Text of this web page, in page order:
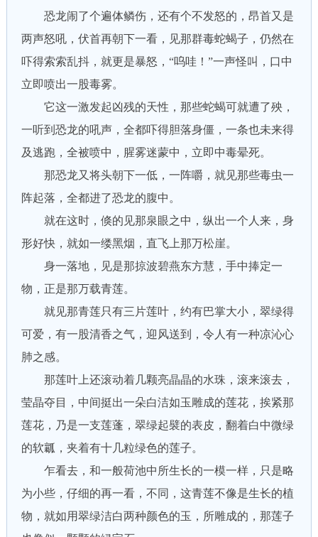
恐龙闹了个遍体鳞伤，还有个不发怒的，昂首又是
两声怒吼，伏首再朝下一看，见那群毒蛇蝎子，仍然在
吓得索索乱抖，就更是暴怒，“呜哇！”一声怪叫，口中
立即喷出一股毒雾。
它这一激发起凶残的天性，那些蛇蝎可就遭了殃，
一听到恐龙的吼声，全都吓得胆落身僵，一条也未来得
及逃跑，全被喷中，腥雾迷蒙中，立即中毒晕死。
那恐龙又将头朝下一低，一阵嚼，就见那些毒虫一
阵起落，全都进了恐龙的腹中。
就在这时，倏的见那泉眼之中，纵出一个人来，身
形好快，就如一缕黑烟，直飞上那万松崖。
身一落地，见是那掠波碧燕东方慧，手中捧定一
物，正是那万载青莲。
就见那青莲只有三片莲叶，约有巴掌大小，翠绿得
可爱，有一股清香之气，迎风送到，令人有一种凉沁心
肺之感。
那莲叶上还滚动着几颗亮晶晶的水珠，滚来滚去，
莹晶夺目，中间挺出一朵白洁如玉雕成的莲花，挨紧那
莲花，乃是一支莲蓬，翠绿起襞的表皮，翻着白中微绿
的软瓤，夹着有十几粒绿色的莲子。
乍看去，和一般荷池中所生长的一模一样，只是略
为小些，仔细的再一看，不同，这青莲不像是生长的植
物，就如用翠绿洁白两种颜色的玉，所雕成的，那莲子